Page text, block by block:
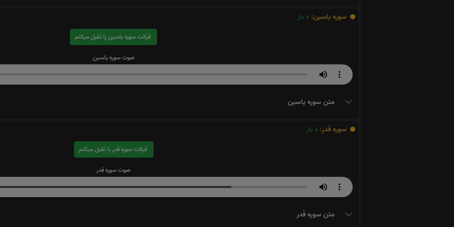
سوره یاسین: 0 بار
قرائت سوره یاسین را تقبل میکنم
صوت سوره یاسین
متن سوره یاسین
سوره قدر: 0 بار
قرائت سوره قدر را تقبل میکنم
صوت سوره قدر
متن سوره قدر